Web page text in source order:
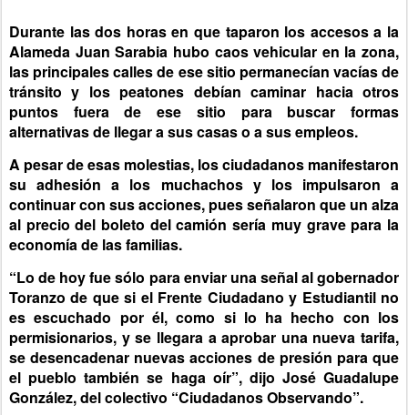
Durante las dos horas en que taparon los accesos a la
Alameda Juan Sarabia hubo caos vehicular en la zona,
las principales calles de ese sitio permanecían vacías de
tránsito y los peatones debían caminar hacia otros
puntos fuera de ese sitio para buscar formas
alternativas de llegar a sus casas o a sus empleos.
A pesar de esas molestias, los ciudadanos manifestaron
su adhesión a los muchachos y los impulsaron a
continuar con sus acciones, pues señalaron que un alza
al precio del boleto del camión sería muy grave para la
economía de las familias.
“Lo de hoy fue sólo para enviar una señal al gobernador
Toranzo de que si el Frente Ciudadano y Estudiantil no
es escuchado por él, como si lo ha hecho con los
permisionarios, y se llegara a aprobar una nueva tarifa,
se desencadenar nuevas acciones de presión para que
el pueblo también se haga oír”, dijo José Guadalupe
González, del colectivo “Ciudadanos Observando”.